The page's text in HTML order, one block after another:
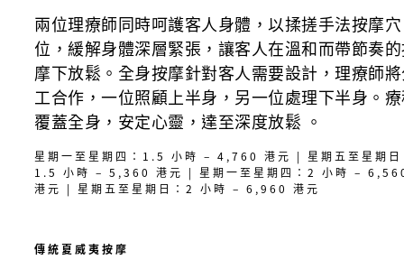
兩位理療師同時呵護客人身體，以揉搓手法按摩穴
位，緩解身體深層緊張，讓客人在溫和而帶節奏
摩下放鬆。全身按摩針對客人需要設計，理療師
工合作，一位照顧上半身，另一位處理下半身。
覆蓋全身，安定心靈，達至深度放鬆 。
星期一至星期四：1.5 小時 – 4,760 港元 | 星期五至星期日
1.5 小時 – 5,360 港元 | 星期一至星期四：2 小時 –
港元 | 星期五至星期日：2 小時 – 6,960 港元
傳統夏威夷按摩